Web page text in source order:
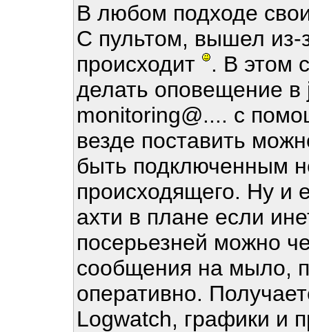
В любом подходе
С пультом, вышел из-
происходит
. В этом
делать оповещение в
monitoring@.... с
везде поставить
быть подключенным
происходящего. Ну и
ахти в плане если
посерьезней можно
сообщения на мыло,
оперативно.
Logwatch, графики и